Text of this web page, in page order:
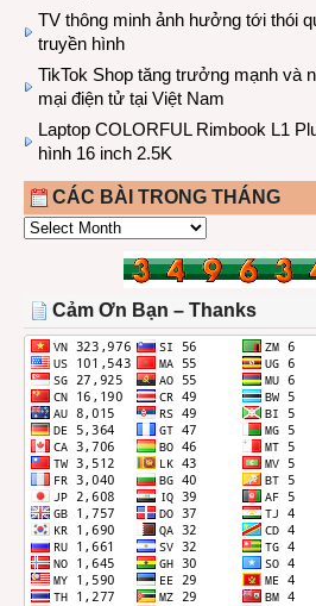
TV thông minh ảnh hưởng tới thói
truyền hình
TikTok Shop tăng trưởng mạnh và
mại điện tử tại Việt Nam
Laptop COLORFUL Rimbook L1
hình 16 inch 2.5K
CÁC BÀI TRONG THÁNG
CÁC
THÁNG
Cảm Ơn Bạn – Thanks